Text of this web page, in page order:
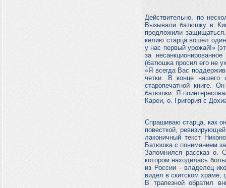
Действительно, по
Вызывали батюшку в
предложили
келию старца вошел
у нас первый урожай!»
за
(батюшка просил его не
«Я всегда Вас
четки. В конце нашего
старопечатной книге.
батюшки. Я
Кареи, о. Григория с
Спрашиваю старца, как
повесткой,
лаконичный текст
Батюшка с пониманием
Запомнился рассказ о.
котором находилась
из России - владелец
видел в скитском храме,
В трапезной обратил